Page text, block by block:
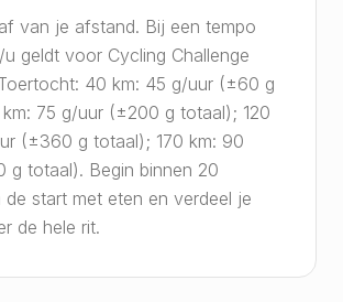
van je afstand. Bij een tempo
geldt voor Cycling Challenge
40 km: 45 g/uur (±60 g
75 g/uur (±200 g totaal); 120
(±360 g totaal); 170 km: 90
g totaal). Begin binnen 20
de start met eten en verdeel je
de hele rit.